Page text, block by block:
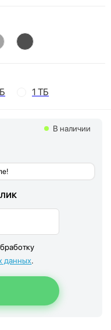
1 ТБ
В наличии
данных.